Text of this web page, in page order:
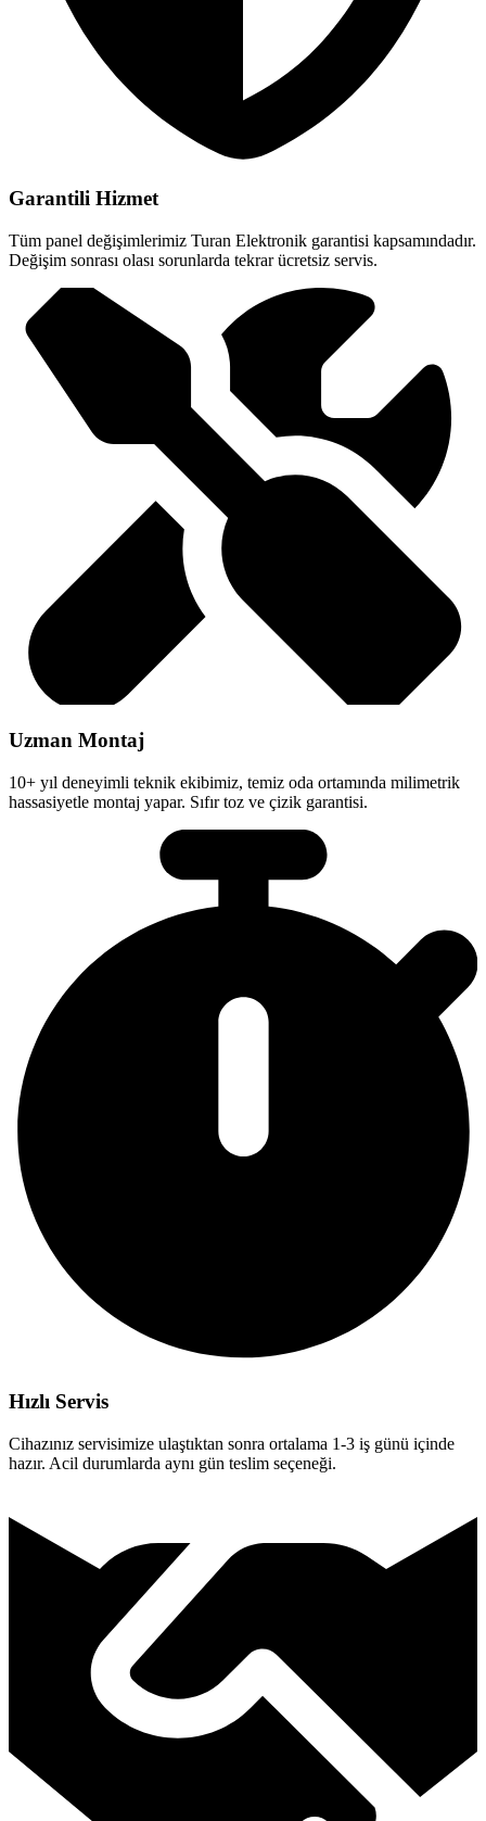
Garantili Hizmet
Tüm panel değişimlerimiz Turan Elektronik garantisi kapsamındadır.
Değişim sonrası olası sorunlarda tekrar ücretsiz servis.
Uzman Montaj
10+ yıl deneyimli teknik ekibimiz, temiz oda ortamında milimetrik
hassasiyetle montaj yapar. Sıfır toz ve çizik garantisi.
Hızlı Servis
Cihazınız servisimize ulaştıktan sonra ortalama 1-3 iş günü içinde
hazır. Acil durumlarda aynı gün teslim seçeneği.